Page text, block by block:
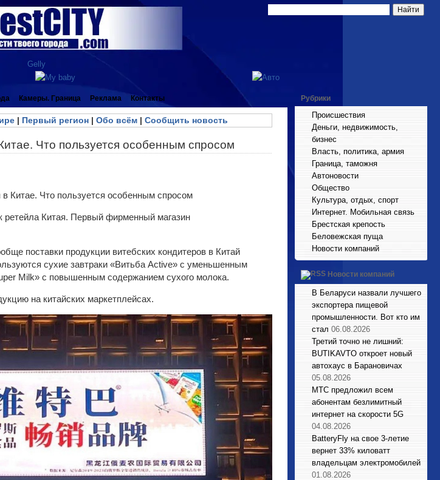
Камеры. Граница Реклама Контакты
| Первый регион| Обо всём| Сообщить новость
Что пользуется особенным спросом
Китая. Первый фирменный магазин
поставки продукции витебских кондитеров в Китай
сухие завтраки «Витьба Active» с уменьшенным
Milk» с повышенным содержанием сухого молока.
на китайских маркетплейсах.
Рубрики
Происшествия
Деньги, недвижимость,
бизнес
Власть, политика, армия
Граница, таможня
Автоновости
Общество
Культура, отдых, спорт
Интернет. Мобильная связь
Брестская крепость
Беловежская пуща
Новости компаний
Новости компаний
В Беларуси назвали лучшего
экспортера пищевой
промышленности. Вот кто им
стал 06.08.2026
Третий точно не лишний:
BUTIKAVTO откроет новый
автохаус в Барановичах
05.08.2026
МТС предложил всем
абонентам безлимитный
интернет на скорости 5G
04.08.2026
BatteryFly на свое 3-летие
вернет 33% киловатт
владельцам электромобилей
01.08.2026